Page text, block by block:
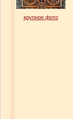
крупное фото